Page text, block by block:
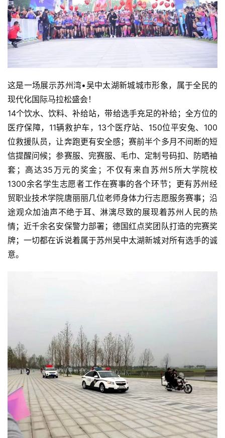
这是一场展示苏州湾•吴中太湖新城城市形象，属于全民的
现代化国际马拉松盛会！
14个饮水、饮料、补给站，带给选手充足的补给；全方位的
医疗保障，11辆救护车，13个医疗站、150位平安兔、100
位救援队员，让奔跑更有安全感；赛前半个多月不间断的短
信提醒问候；参赛服、完赛服、毛巾、定制号码扣、防晒袖
套；高达35万元的奖金；不仅有来自苏州5所大学院校
1300余名学生志愿者工作在赛事的各个环节；更有苏州经
贸职业技术学院唐丽丽几位老师身体力行志愿服务赛事；沿
途观众加油声不绝于耳、淋漓尽致的展现着苏州人民的热
情；近千余名安保警力部署；德国红点奖团队打造的完赛奖
牌；一切都在诉说着属于苏州吴中太湖新城对所有选手的诚
意。